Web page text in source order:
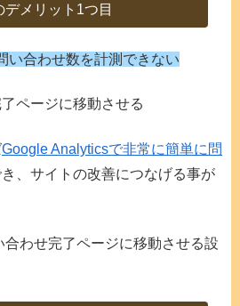
メリット1つ目
い合わせ数を計測できない
ページに移動させる
Google Analyticsで非常に簡単に問
き、サイトの改善につなげる事が
わせ完了ページに移動させる設